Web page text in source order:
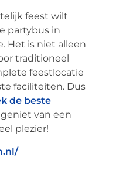
feest wilt
partybus in
Het is niet alleen
traditioneel
feestlocatie
faciliteiten. Dus
de beste
van een
plezier!